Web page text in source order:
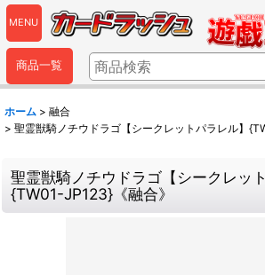
MENU
商品一覧
ホーム > 融合
> 聖霊獣騎ノチウドラゴ【シークレットパラレル】
聖霊獣騎ノチウドラゴ【シークレッ
{TW01-JP123}《融合》